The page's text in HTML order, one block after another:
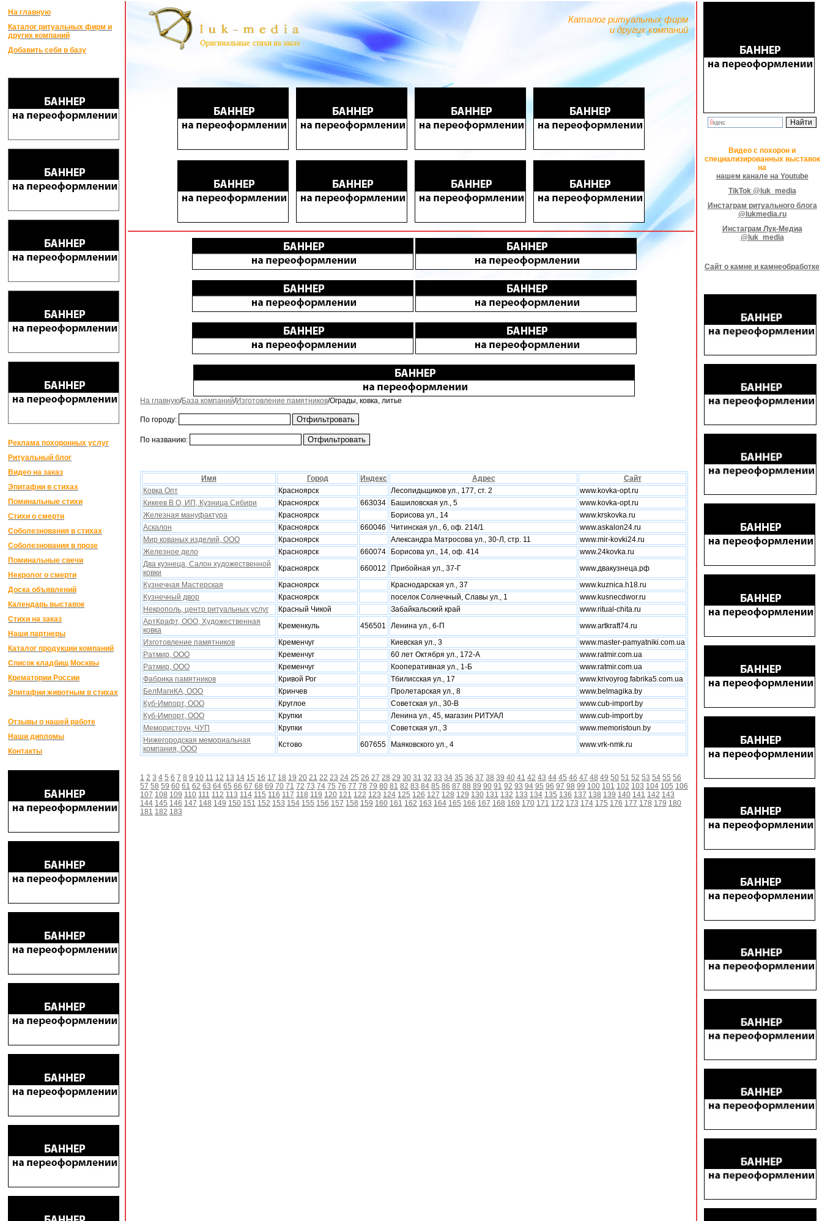
На главную
Каталог ритуальных фирм и
других компаний
Добавить себя в базу
Реклама похоронных услуг
Ритуальный блог
Видео на заказ
Эпитафии в стихах
Поминальные стихи
Стихи о смерти
Соболезнования в стихах
Соболезнования в прозе
Поминальные свечи
Некролог о смерти
Доска объявлений
Календарь выставок
Стихи на заказ
Наши партнеры
Каталог продукции компаний
Список кладбищ Москвы
Крематории России
Эпитафии животным в стихах
Отзывы о нашей работе
Наши дипломы
Контакты
Каталог ритуальных фирм
и других компаний
На главную/База компаний/Изготовление памятников/Ограды, ковка, литье
По городу:
По названию:
Имя Город Индекс Адрес
Сайт
Ковка Опт
Красноярск Лесопидьщиков ул., 177, ст. 2
www.kovka-opt.ru
Кикеев В О, ИП, Кузница Сибири
Красноярск 663034 Башиловская ул., 5
www.kovka-opt.ru
Железная мануфактура
Красноярск Борисова ул., 14
www.krskovka.ru
Аскалон
Красноярск 660046 Читинская ул., 6, оф. 214/1
www.askalon24.ru
Мир кованыx изделий, ООО
Красноярск Александра Матросова ул., 30-Л, стр. 11
www.mir-kovki24.ru
Железное дело
Красноярск 660074 Борисова ул., 14, оф. 414
www.24kovka.ru
Два кузнеца, Салон xудожественной
ковки
Красноярск 660012 Прибойная ул., 37-Г
www.двакузнеца.рф
Кузнечная Мастерская
Красноярск Краснодарская ул., 37
www.kuznica.h18.ru
Кузнечный двор
Красноярск поселок Солнечный, Славы ул., 1
www.kusnecdwor.ru
Некрополь, центр ритуальных услуг
Красный Чикой Забайкальский край
www.ritual-chita.ru
АртКрафт, ООО, Xудожественная
ковка
Кременкуль 456501 Ленина ул., 6-П
www.artkraft74.ru
Изготовление памятников
Кременчуг Киевская ул., 3
www.master-pamyatniki.com.ua
Ратмир, ООО
Кременчуг 60 лет Октября ул., 172-А
www.ratmir.com.ua
Ратмир, ООО
Кременчуг Кооперативная ул., 1-Б
www.ratmir.com.ua
Фабрика памятников
Кривой Рог Тбилисская ул., 17
www.krivoyrog.fabrika5.com.ua
БелМагиКА, ООО
Кринчев Пролетарская ул., 8
www.belmagika.by
Куб-Импорт, ООО
Круглое Советская ул., 30-В
www.cub-import.by
Куб-Импорт, ООО
Крупки Ленина ул., 45, магазин РИТУАЛ
www.cub-import.by
Мемористоун, ЧУП
Крупки Советская ул., 3
www.memoristoun.by
Нижегородская мемориальная
компания, ООО
Кстово 607655 Маяковского ул., 4 www.vrk-nmk.ru
1 2 3 4 5 6 7 8 9 10 11 12 13 14 15 16 17 18 19 20 21 22 23 24 25 26 27 28 29 30 31 32 33 34 35 36 37 38 39 40 41 42 43 44 45 46 47 48 49 50 51 52 53 54 55 56
57 58 59 60 61 62 63 64 65 66 67 68 69 70 71 72 73 74 75 76 77 78 79 80 81 82 83 84 85 86 87 88 89 90 91 92 93 94 95 96 97 98 99 100 101 102 103 104 105 106
107 108 109 110 111 112 113 114 115 116 117 118 119 120 121 122 123 124 125 126 127 128 129 130 131 132 133 134 135 136 137 138 139 140 141 142 143
144 145 146 147 148 149 150 151 152 153 154 155 156 157 158 159 160 161 162 163 164 165 166 167 168 169 170 171 172 173 174 175 176 177 178 179 180
181 182 183
Видео с похорон и
специализированных выставок
на
нашем канале на Youtube
TikTok @luk_media
Инстаграм ритуального блога
@lukmedia.ru
Инстаграм Лук-Медиа
@luk_media
Сайт о камне и камнеобработке